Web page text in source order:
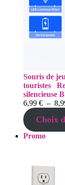
Souris de
touristes
silencieuse
6,99 € –
Choix
Promo